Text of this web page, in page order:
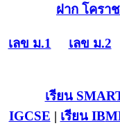
ฝาก โคราช
เลข ม.1 เลข ม.2
เรียน
IGCSE | เรียน IB